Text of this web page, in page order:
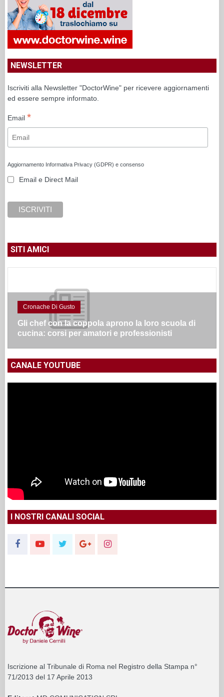
NEWSLETTER
Iscriviti alla Newsletter "DoctorWine" per ricevere aggiornamenti
ed essere sempre informato.
Email *
Aggiornamento Informativa Privacy (GDPR) e consenso
Email e Direct Mail
SITI AMICI
Cronache Di Gusto
Gli chef con la coppola aprono la loro scuola di
cucina: corsi per amatori e professionisti
CANALE YOUTUBE
I NOSTRI CANALI SOCIAL
Iscrizione al Tribunale di Roma nel Registro della Stampa n°
71/2013 del 17 Aprile 2013